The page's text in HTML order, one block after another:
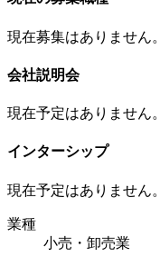
現在募集はありません。
会社説明会
現在予定はありません。
インターシップ
現在予定はありません。
業種
小売・卸売業